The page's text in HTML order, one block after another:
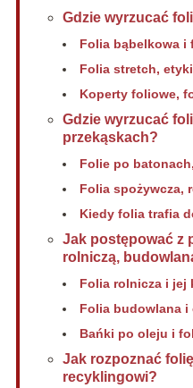
Gdzie wyrzucać
Folia bąbelkowa i
Folia stretch,
Koperty foliowe,
Gdzie wyrzucać
przekąskach?
Folie po
Folia spożywcza,
Kiedy folia trafia
Jak postępować z
rolniczą,
Folia rolnicza i jej
Folia budowlana i
Bańki po oleju i
Jak rozpoznać
recyklingowi?